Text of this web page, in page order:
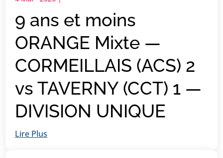
9 ans et moins
ORANGE Mixte —
CORMEILLAIS (ACS) 2
vs TAVERNY (CCT) 1 —
DIVISION UNIQUE
Lire Plus